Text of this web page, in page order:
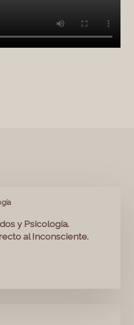
y Psicología.
al Inconsciente.